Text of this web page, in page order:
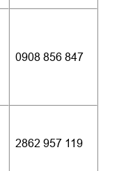
0908 856 847
2862 957 119